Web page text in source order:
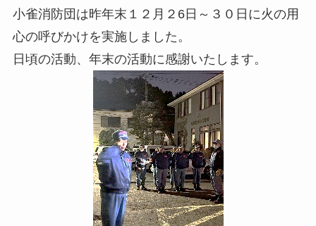
小雀消防団は昨年末１２月２6日～３０日に火の用
心の呼びかけを実施しました。
日頃の活動、年末の活動に感謝いたします。